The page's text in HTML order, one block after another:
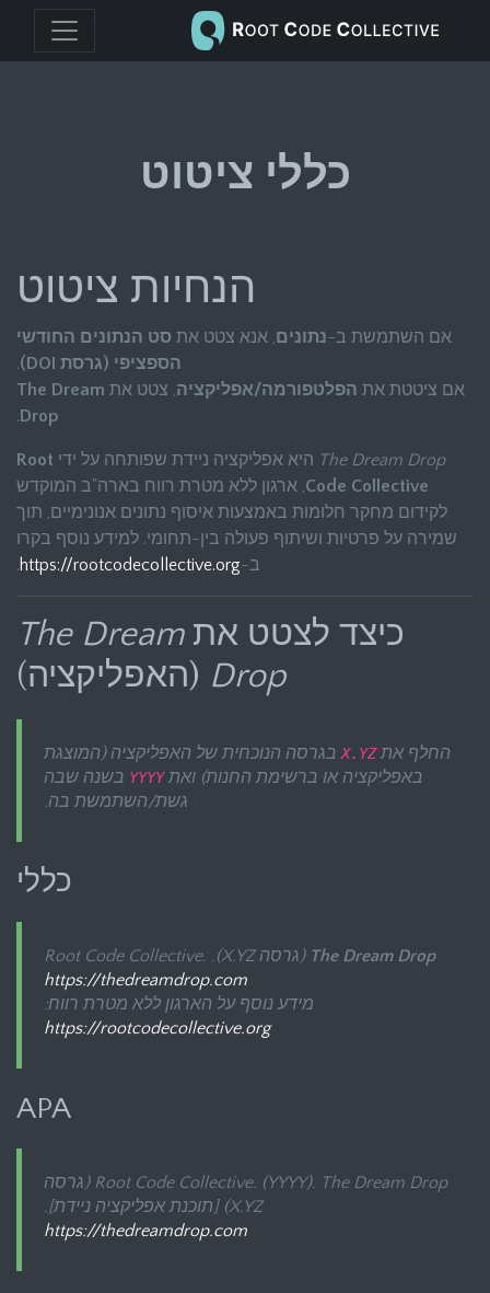
כללי ציטוט
הנחיות ציטוט
אם השתמשת ב-נתונים, אנא צטט את סט הנתונים החודשי
הספציפי (גרסת DOI)
.
אם ציטטת את הפלטפורמה/אפליקציה, צטט את The Dream
Drop
.
The Dream Drop היא אפליקציה ניידת שפותחה על ידי Root
Code Collective, ארגון ללא מטרת רווח בארה"ב המוקדש
לקידום מחקר חלומות באמצעות איסוף נתונים אנונימיים, תוך
שמירה על פרטיות ושיתוף פעולה בין-תחומי. למידע נוסף בקרו
ב-https://rootcodecollective.org
.
כיצד לצטט אתThe Dream
Drop (האפליקציה)
החלף אתX.YZבגרסה הנוכחית של האפליקציה (המוצגת
באפליקציה או ברשימת החנות) ואתYYYY בשנה שבה
גשת/השתמשת בה.
כללי
The Dream Drop (גרסה X.YZ). Root Code Collective.
https://thedreamdrop.com
מידע נוסף על הארגון ללא מטרת רווח:
https://rootcodecollective.org
APA
Root Code Collective. (YYYY). The Dream Drop
(גרסה
X.YZ) [תוכנת אפליקציה ניידת].
https://thedreamdrop.com